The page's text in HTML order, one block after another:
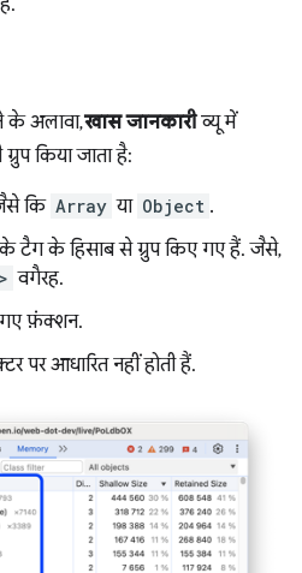
के अलावा,खास जानकारीव्यू में
किया जाता है:
कि Array या Object .
टैग के हिसाब से ग्रुप किए गए हैं. जैसे,
वगैरह.
फ़ंक्शन.
पर आधारित नहीं होती हैं.